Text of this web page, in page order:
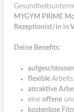
MYGYM PRIME
Rezeptionist/in in
Deine Benefits:
flexible
attraktive
eine offene
kostenlose